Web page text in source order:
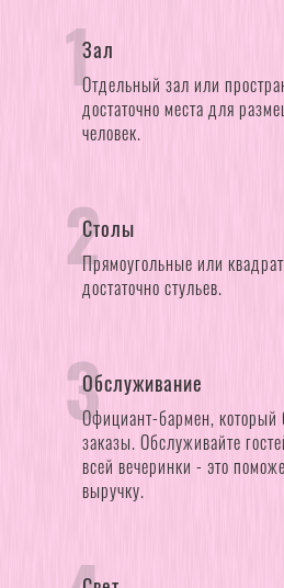
1Зал
Отдельный зал или
достаточно места для
человек.
2Столы
Прямоугольные или
достаточно стульев.
3Обслуживание
Официант-бармен, который
заказы. Обслуживайте
всей вечеринки - это
выручку.